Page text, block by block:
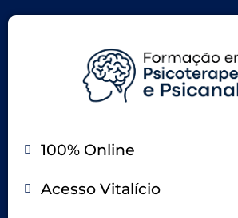
100% Online
Acesso Vitalício